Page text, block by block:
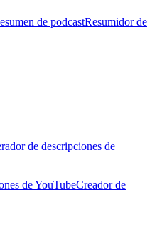
de podcastResumidor de
de descripciones de
de YouTubeCreador de